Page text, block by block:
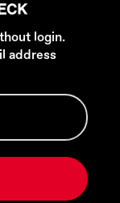
login.
address